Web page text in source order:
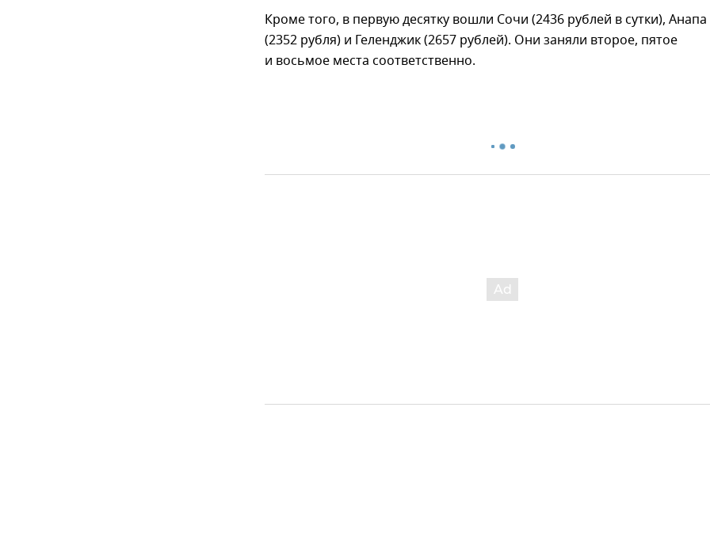
Кроме того, в первую десятку вошли Сочи (2436 рублей в сутки), Анапа
(2352 рубля) и Геленджик (2657 рублей). Они заняли второе, пятое
и восьмое места соответственно.